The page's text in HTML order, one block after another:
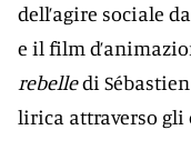
dell’agire sociale
e il film
rebelledi Sébastien
lirica attraverso gli